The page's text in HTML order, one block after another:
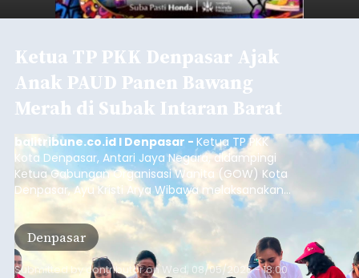
Ketua TP PKK Denpasar Ajak
Anak PAUD Panen Bawang
Merah di Subak Intaran Barat
balitribune.co.id I Denpasar - Ketua TP PKK
Kota Denpasar, Antari Jaya Negara, didampingi
Ketua Gabungan Organisasi Wanita (GOW) Kota
Denpasar, Ayu Kristi Arya Wibawa melaksanakan
panen bawang merah dan jagung manis
bersama anak-anak Pendidikan Anak Usia Dini
(PAUD) di Subak Intaran Barat, Rabu (5/8/2026).
Denpasar
Submitted by contributoron Wed, 08/05/2026 - 18:00